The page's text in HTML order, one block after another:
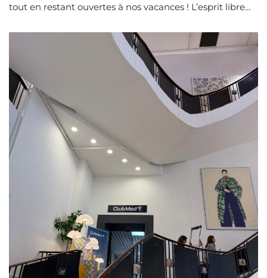
tout en restant ouvertes à nos vacances ! L’esprit libre…